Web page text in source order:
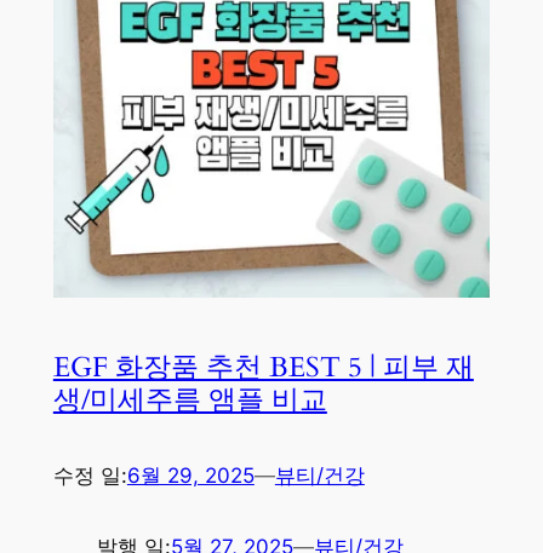
EGF 화장품 추천 BEST 5 | 피부 재
생/미세주름 앰플 비교
수정 일:6월 29, 2025—뷰티/건강
발행 일:5월 27, 2025—뷰티/건강